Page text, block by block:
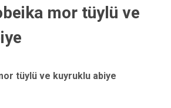
mor tüylü ve
tüylü ve kuyruklu abiye